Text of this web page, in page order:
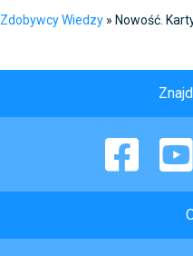
Zdobywcy Wiedzy » Nowość.
Facebook